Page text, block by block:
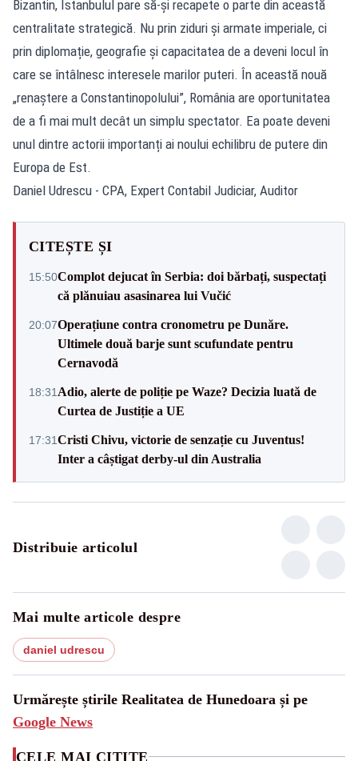
Bizantin, Istanbulul pare să-și recapete o parte din această
centralitate strategică. Nu prin ziduri și armate imperiale, ci
prin diplomație, geografie și capacitatea de a deveni locul în
care se întâlnesc interesele marilor puteri. În această nouă
„renaștere a Constantinopolului”, România are oportunitatea
de a fi mai mult decât un simplu spectator. Ea poate deveni
unul dintre actorii importanți ai noului echilibru de putere din
Europa de Est.
Daniel Udrescu - CPA, Expert Contabil Judiciar, Auditor
CITEȘTE ȘI
15:50Complot dejucat în Serbia: doi bărbați, suspectați
că plănuiau asasinarea lui Vučić
20:07Operațiune contra cronometru pe Dunăre.
Ultimele două barje sunt scufundate pentru
Cernavodă
18:31 Adio, alerte de poliție pe Waze? Decizia luată de
Curtea de Justiție a UE
17:31Cristi Chivu, victorie de senzație cu Juventus!
Inter a câștigat derby-ul din Australia
Distribuie articolul
Mai multe articole despre
daniel udrescu
Urmărește știrile Realitatea de Hunedoara și pe
Google News
CELE MAI CITITE